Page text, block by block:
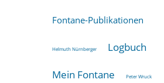
Fontane-Publikationen
Helmuth Nürnberger Logbuch
Mein Fontane Peter Wruck